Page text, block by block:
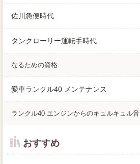
佐川急便時代
タンクローリー運転手時代
なるための資格
愛車ランクル40 メンテナンス
ランクル40 エンジンからのキュルキュル音
おすすめ